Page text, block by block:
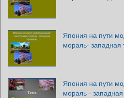
Япония на пути
мораль- западная
Япония на пути
мораль - западная